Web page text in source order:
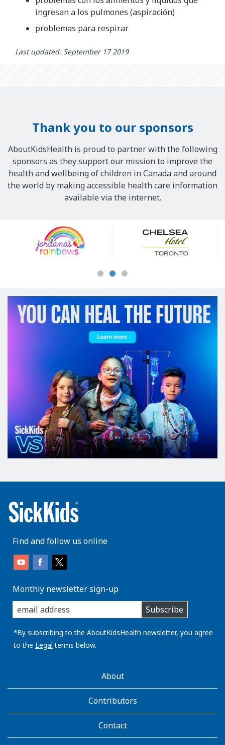
ingresan a los pulmones (aspiración)
problemas para respirar
Last updated: September 17 2019
Thank you to our sponsors
AboutKidsHealth is proud to partner with the following
sponsors as they support our mission to improve the
health and wellbeing of children in Canada and around
the world by making accessible health care information
available via the internet.
Sponsors
Find and follow us online
Monthly newsletter sign-up
enter
you
email
address:
Subscribe
*By subscribing to the AboutKidsHealth newsletter, you agree
to the Legal terms below.
AboutKidsHealthAbout
Contributors
Contact